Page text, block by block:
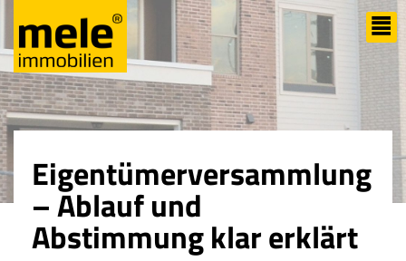
Eigentümerversammlung
– Ablauf und
Abstimmung klar erklärt